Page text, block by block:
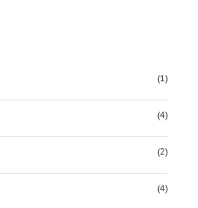
(1)
(4)
(2)
(4)